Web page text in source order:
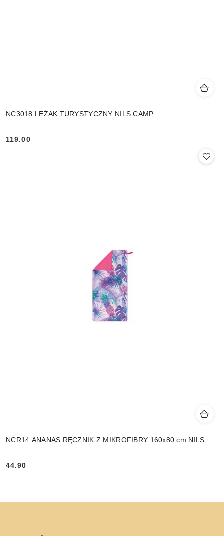
NC3018 LEŻAK TURYSTYCZNY NILS CAMP
Cena:
119.00
NCR14 ANANAS RĘCZNIK Z MIKROFIBRY 160x80 cm NILS
Cena:
44.90